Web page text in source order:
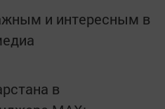
и интересным в
в